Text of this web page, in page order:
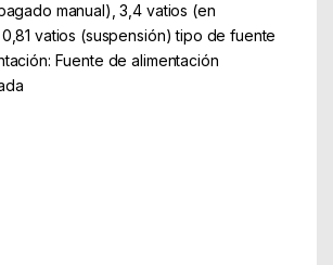
manual), 3,4 vatios (en
vatios (suspensión) tipo de fuente
Fuente de alimentación